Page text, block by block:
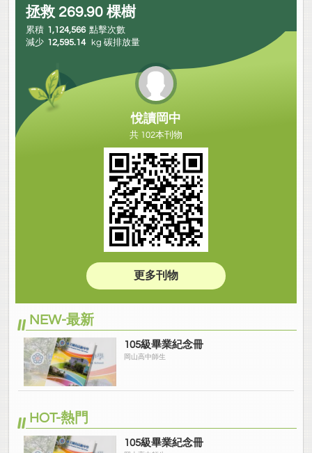
拯救 269.90 棵樹
累積 1,124,566 點擊次數
減少 12,595.14 kg 碳排放量
悅讀岡中
共 102本刊物
更多刊物
NEW-最新
105級畢業紀念冊
岡山高中師生
HOT-熱門
105級畢業紀念冊